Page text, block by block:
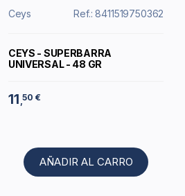
Ceys Ref.: 8411519750362
CEYS - SUPERBARRA
UNIVERSAL - 48 GR
11 ,50 €
AÑADIR AL CARRO